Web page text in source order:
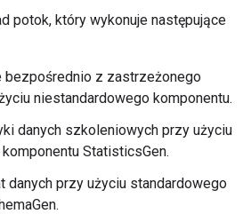
potok, który wykonuje następujące
bezpośrednio z zastrzeżonego
niestandardowego komponentu.
danych szkoleniowych przy użyciu
StatisticsGen.
danych przy użyciu standardowego